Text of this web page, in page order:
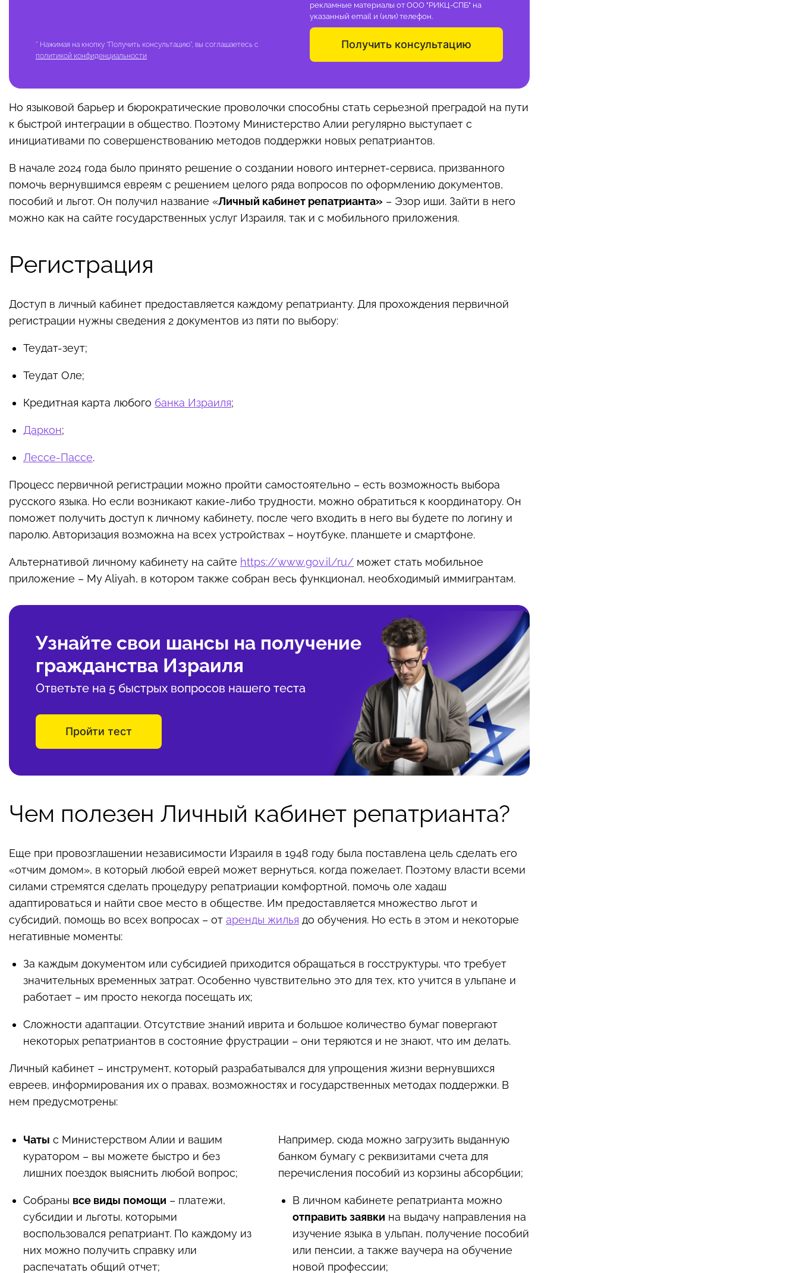
* Нажимая на кнопку “Получить консультацию”, вы соглашаетесь с
политикой конфиденциальности
рекламные материалы от ООО "РИКЦ-СПБ" на
указанный email и (или) телефон.
Получить консультацию
Но языковой барьер и бюрократические проволочки способны стать серьезной преградой на пути
к быстрой интеграции в общество. Поэтому Министерство Алии регулярно выступает с
инициативами по совершенствованию методов поддержки новых репатриантов.
В начале 2024 года было принято решение о создании нового интернет-сервиса, призванного
помочь вернувшимся евреям с решением целого ряда вопросов по оформлению документов,
пособий и льгот. Он получил название «Личный кабинет репатрианта» – Эзор иши. Зайти в него
можно как на сайте государственных услуг Израиля, так и с мобильного приложения.
Регистрация
Доступ в личный кабинет предоставляется каждому репатрианту. Для прохождения первичной
регистрации нужны сведения 2 документов из пяти по выбору:
Теудат-зеут;
Теудат Оле;
Кредитная карта любого банка Израиля;
Даркон;
Лессе-Пассе.
Процесс первичной регистрации можно пройти самостоятельно – есть возможность выбора
русского языка. Но если возникают какие-либо трудности, можно обратиться к координатору. Он
поможет получить доступ к личному кабинету, после чего входить в него вы будете по логину и
паролю. Авторизация возможна на всех устройствах – ноутбуке, планшете и смартфоне.
Альтернативой личному кабинету на сайте https://www.gov.il/ru/ может стать мобильное
приложение – My Aliyah, в котором также собран весь функционал, необходимый иммигрантам.
Узнайте свои шансы на получение
гражданства Израиля
Ответьте на 5 быстрых вопросов нашего теста
Пройти тест
Чем полезен Личный кабинет репатрианта?
Еще при провозглашении независимости Израиля в 1948 году была поставлена цель сделать его
«отчим домом», в который любой еврей может вернуться, когда пожелает. Поэтому власти всеми
силами стремятся сделать процедуру репатриации комфортной, помочь оле хадаш
адаптироваться и найти свое место в обществе. Им предоставляется множество льгот и
субсидий, помощь во всех вопросах – от аренды жилья до обучения. Но есть в этом и некоторые
негативные моменты:
За каждым документом или субсидией приходится обращаться в госструктуры, что требует
значительных временных затрат. Особенно чувствительно это для тех, кто учится в ульпане и
работает – им просто некогда посещать их;
Сложности адаптации. Отсутствие знаний иврита и большое количество бумаг повергают
некоторых репатриантов в состояние фрустрации – они теряются и не знают, что им делать.
Личный кабинет – инструмент, который разрабатывался для упрощения жизни вернувшихся
евреев, информирования их о правах, возможностях и государственных методах поддержки. В
нем предусмотрены:
Чаты с Министерством Алии и вашим
куратором – вы можете быстро и без
лишних поездок выяснить любой вопрос;
Собраны все виды помощи – платежи,
субсидии и льготы, которыми
воспользовался репатриант. По каждому из
них можно получить справку или
распечатать общий отчет;
Например, сюда можно загрузить выданную
банком бумагу с реквизитами счета для
перечисления пособий из корзины абсорбции;
В личном кабинете репатрианта можно
отправить заявки на выдачу направления на
изучение языка в ульпан, получение пособий
или пенсии, а также ваучера на обучение
новой профессии;